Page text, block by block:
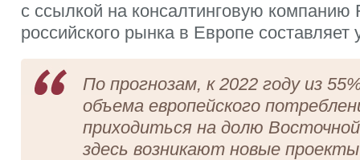
с ссылкой на консалтинговую компанию
российского рынка в Европе составляет
По прогнозам, к 2022 году из
объема европейского
приходиться на долю
здесь возникают новые